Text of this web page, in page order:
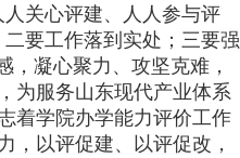
关心评建、人人参与评
要工作落到实处；三要强
，凝心聚力、攻坚克难，
为服务山东现代产业体系
学院办学能力评价工作
，以评促建、以评促改，